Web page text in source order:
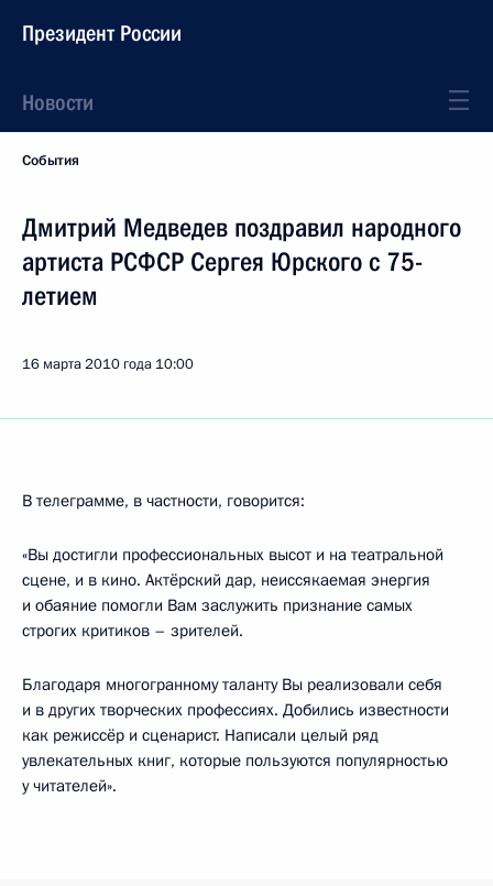
Президент России
Новости
События
Дмитрий Медведев поздравил народного
артиста РСФСР Сергея Юрского с 75-
летием
16 марта 2010 года 10:00
В телеграмме, в частности, говорится:
«Вы достигли профессиональных высот и на театральной
сцене, и в кино. Актёрский дар, неиссякаемая энергия
и обаяние помогли Вам заслужить признание самых
строгих критиков – зрителей.
Благодаря многогранному таланту Вы реализовали себя
и в других творческих профессиях. Добились известности
как режиссёр и сценарист. Написали целый ряд
увлекательных книг, которые пользуются популярностью
у читателей».